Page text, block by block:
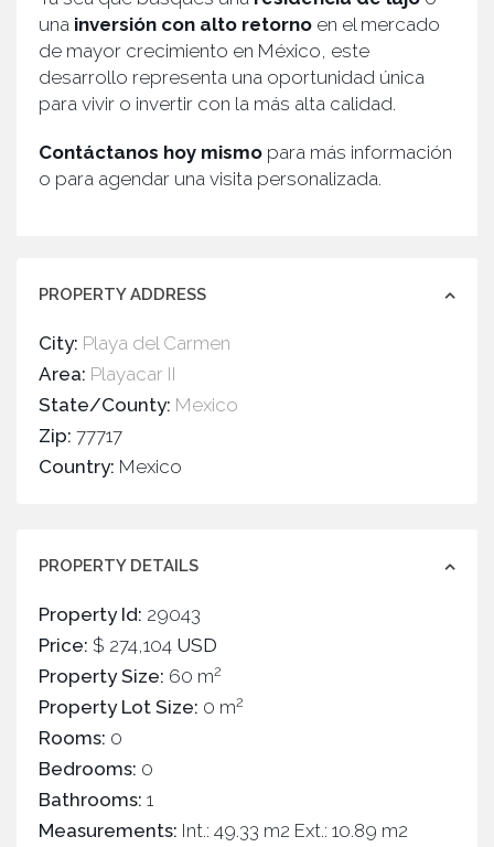
una inversión con alto retorno en el mercado
de mayor crecimiento en México, este
desarrollo representa una oportunidad única
para vivir o invertir con la más alta calidad.
Contáctanos hoy mismo para más información
o para agendar una visita personalizada.
PROPERTY ADDRESS
City: Playa del Carmen
Area: Playacar II
State/County: Mexico
Zip: 77717
Country: Mexico
PROPERTY DETAILS
Property Id: 29043
Price: $ 274,104 USD
Property Size: 60 m2
Property Lot Size: 0 m2
Rooms: 0
Bedrooms: 0
Bathrooms: 1
Measurements: Int.: 49.33 m2 Ext.: 10.89 m2